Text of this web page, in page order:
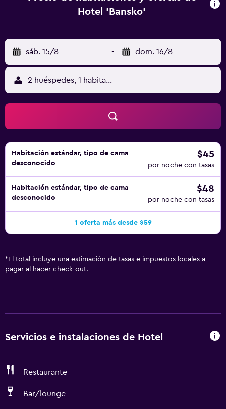
opciones a la carta, continentales o italianas. Family Hotel
bicicletas eneste hotel de 1 estrella. Sofia Ring Mall está a
5,8 km del alojamiento, y Palacio Nacional de la Cultura
está a 6,7 km. El aeropuerto (Aeropuerto de Sofía) está a
12 km, y el alojamiento ofrece servicio de traslado de
pago para ir o volver del aeropuerto.
Hotel 'Bansko'
sáb. 15/8 - dom. 16/8
2 huéspedes, 1 habitación
Habitación estándar, tipo de cama
desconocido
$45
por noche con tasas
Habitación estándar, tipo de cama
desconocido
$48
por noche con tasas
1 oferta más desde $59
* El total incluye una estimación de tasas e impuestos locales a
pagar al hacer check-out.
Servicios e instalaciones de Hotel
Restaurante
Bar/lounge